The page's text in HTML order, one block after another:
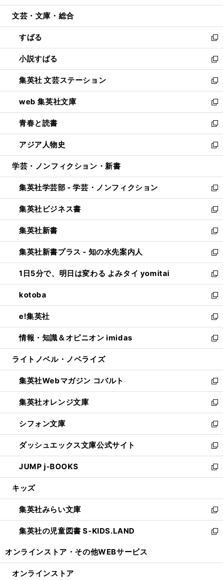
開
ウ
開
く
ン
ウ
で
開
く
ウ
ン
ド
ウ
で
開
く
文芸・文庫・総合
すばる
新
し
い
ウ
ィ
ン
ド
ウ
で
開
く
小説すばる
新
し
い
ウ
ィ
ン
ド
ウ
で
開
集英社 文芸ステーション
新
し
い
ウ
ィ
ン
ド
ウ
開
く
web 集英社文庫
新
し
い
ウ
ィ
ン
ウ
で
開
く
青春と読書
新
し
い
ウ
ン
ド
ウ
で
開
く
アジア人物史
新
し
ウ
ィ
ン
ド
ウ
で
開
く
学芸・ノンフィクション・新書
集英社学芸部 - 学芸・ノンフィクション
新
し
い
ウ
ィ
ン
ド
ウ
で
開
く
集英社ビジネス書
新
し
い
ウ
ィ
ン
ド
ウ
で
開
く
集英社新書
新
し
い
ウ
ィ
ン
ド
ウ
で
開
く
集英社新書プラス - 知の水先案内人
新
し
い
ウ
ィ
ン
ド
ウ
で
開
1日5分で、明日は変わる よみタイ yomitai
新
し
い
ウ
ィ
ン
ド
ウ
開
く
kotoba
新
し
い
ウ
ィ
ン
ウ
で
開
く
e!集英社
新
し
い
ウ
ン
ド
ウ
で
開
く
情報・知識＆オピニオン imidas
新
し
ウ
ィ
ン
ド
ウ
で
開
く
ライトノベル・ノベライズ
集英社Webマガジン コバルト
新
し
い
ウ
ィ
ン
ド
ウ
で
開
集英社オレンジ文庫
新
し
い
ウ
ィ
ン
ド
ウ
開
く
シフォン文庫
新
し
い
ウ
ィ
ン
ウ
で
開
く
ダッシュエックス文庫公式サイト
新
し
い
ウ
ン
ド
ウ
で
JUMP j-BOOKS
新
し
ウ
ィ
ン
ド
開
キッズ
集英社みらい文庫
新
し
い
ン
集英社の児童図書 S-KIDS.LAND
新
ウ
オンラインストア・ その他WEBサービス
オンラインストア